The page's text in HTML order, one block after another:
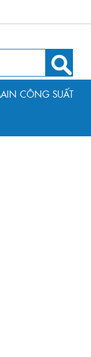
CÔNG SUẤT